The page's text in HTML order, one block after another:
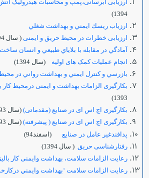
ارزیابی آبرسانی،پمپ و محاسبات هیدرولیک
1394)
ارزياب ريسك ايمني و بهداشت شغلي
ارزیابی خطرات در محیط حریق و ایمنی ( سال 1394)
آمادگي در مقابله با بلاياي طبيعي و انسان ساخت
انجام عملیات کمک های اولیه (سال 1394)
بازرسي و كنترل ايمني و بهداشت رواني در محيط
بکارگیری الزامات بهداشت و ایمنی درمحیط
1393)
بکارگیری اچ اس ای در صنایع (مقدماتی) (سال 1393)
بکارگیری اچ اس ای در صنایع ( پیشرفته) (سال 1393)
پدافندغير عامل در صنايع (اسفند94)
رفتارشناسی حریق ( سال 1394)
رعایت الزامات سلامت، بهداشت وایمنی کار
رعايت الزامات سلامت ‘بهداشت وايمني